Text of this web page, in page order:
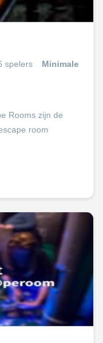
spelers
Minimale
Rooms zijn de
room